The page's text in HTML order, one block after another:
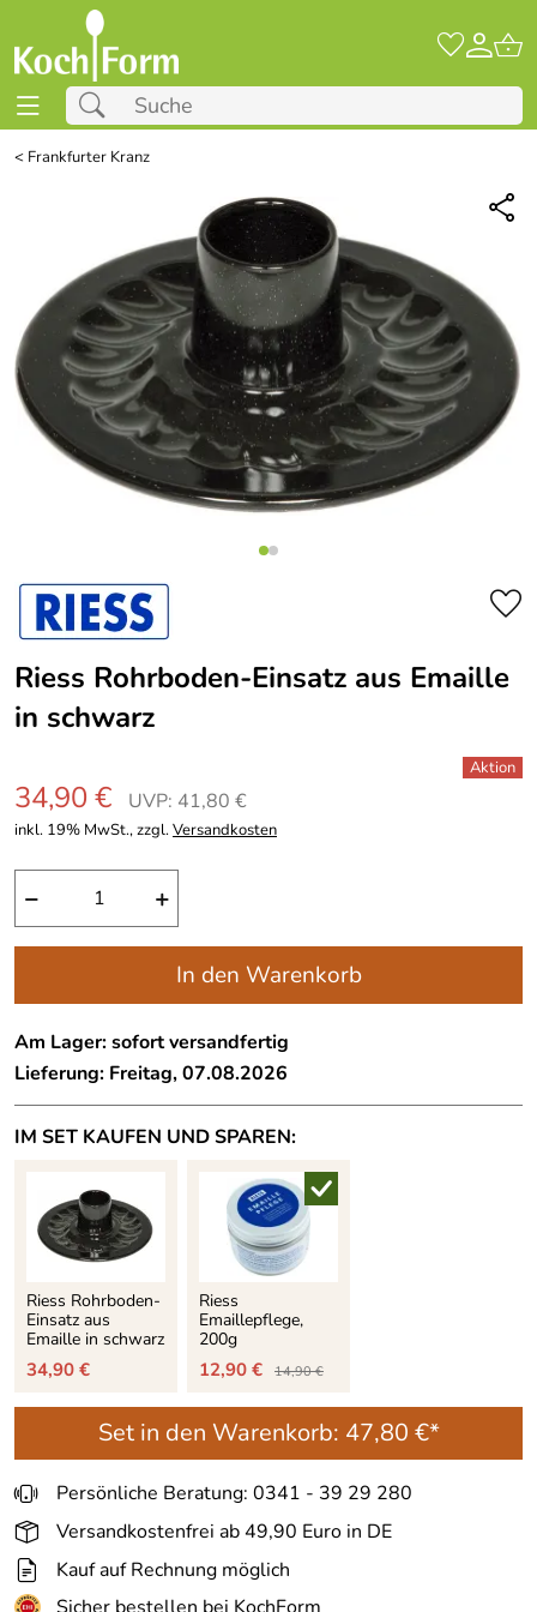
< Frankfurter Kranz
Riess Rohrboden-Einsatz aus Emaille
in schwarz
34,90 € UVP: 41,80 €
inkl. 19% MwSt., zzgl.Versandkosten
− +
In den Warenkorb
Am Lager: sofort versandfertig
Lieferung: Freitag, 07.08.2026
IM SET KAUFEN UND SPAREN:
Riess Rohrboden-
Einsatz aus
Emaille in schwarz
34,90 €
Riess
Emaillepflege,
200g
12,90 € 14,90 €
Set in den Warenkorb: 47,80 €*
Persönliche Beratung: 0341 - 39 29 280
Versandkostenfrei ab 49,90 Euro in DE
Kauf auf Rechnung möglich